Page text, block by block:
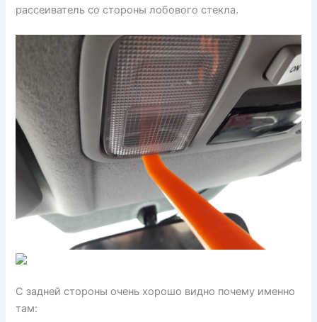
рассеиватель со стороны лобового стекла.
С задней стороны очень хорошо видно почему именно
там: